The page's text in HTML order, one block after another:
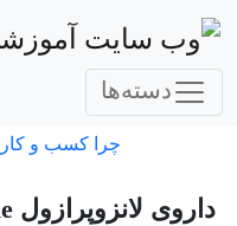
دسته‌ها
چرا کسب و
داروی لانزوپرازول Lansoprazole چیست؟